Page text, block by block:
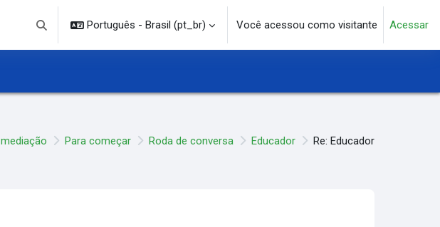
Alternar entrada de pesquisa
Português - Brasil ‎(pt_br)‎ Você acessou como visitante Acessar
mediação Para começar Roda de conversa Educador Re: Educador